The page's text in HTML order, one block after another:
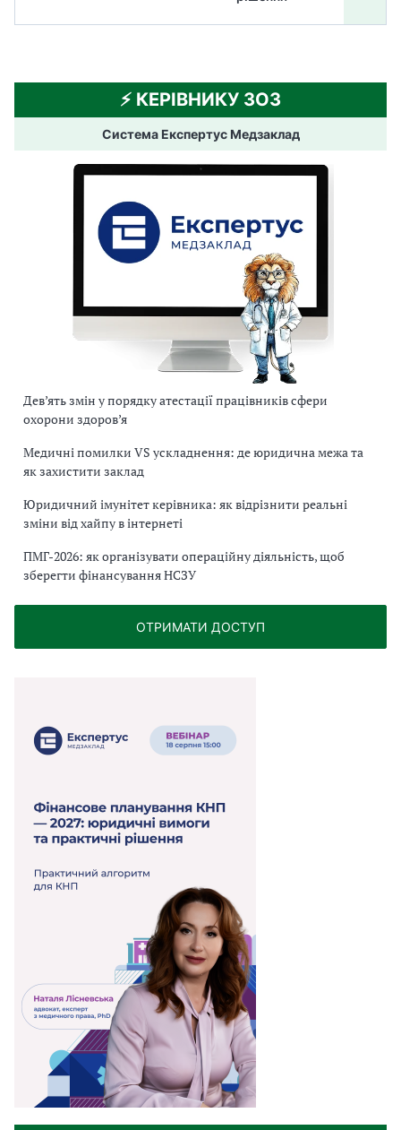
⚡️ КЕРІВНИКУ ЗОЗ
Система Експертус Медзаклад
Дев’ять змін у порядку атестації працівників сфери
охорони здоров’я
Медичні помилки VS ускладнення: де юридична межа та
як захистити заклад
Юридичний імунітет керівника: як відрізнити реальні
зміни від хайпу в інтернеті
ПМГ-2026: як організувати операційну діяльність, щоб
зберегти фінансування НСЗУ
ОТРИМАТИ ДОСТУП